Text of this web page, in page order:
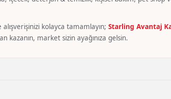
kolayca tamamlayın; Starling Avantaj
market sizin ayağınıza gelsin.